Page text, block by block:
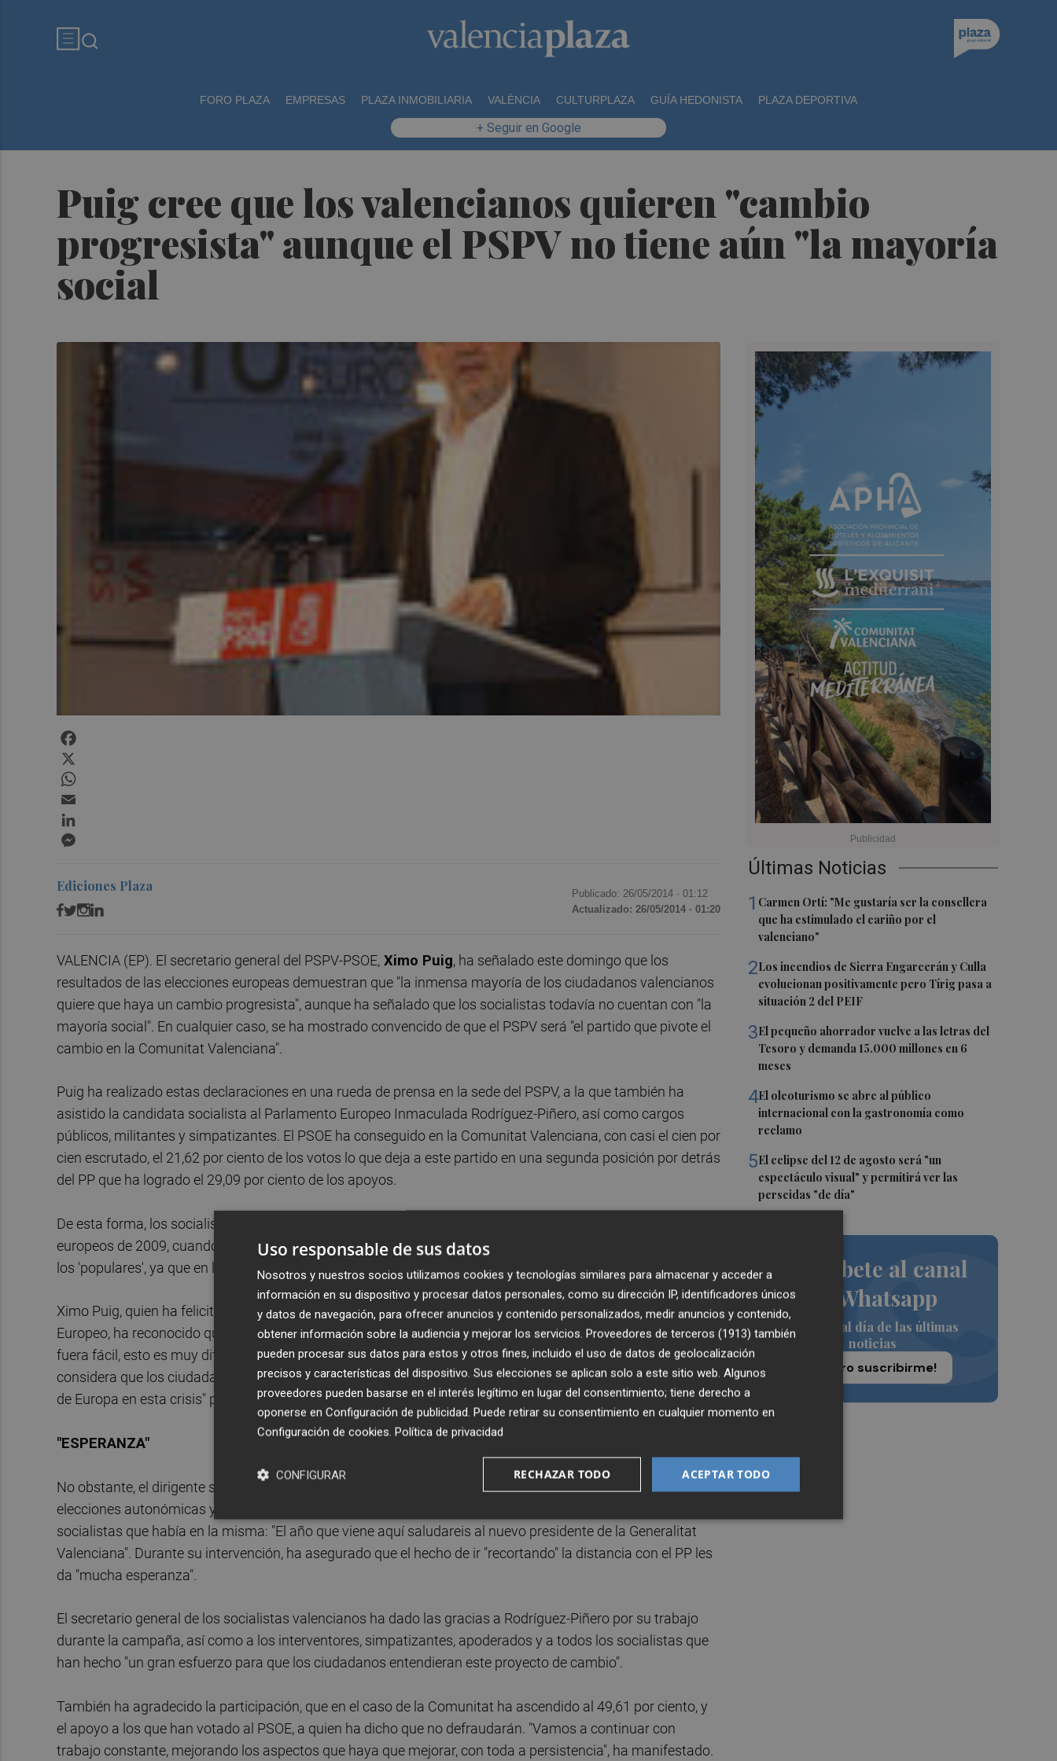
FORO PLAZA EMPRESAS PLAZA INMOBILIARIA VALÈNCIA CULTURPLAZA GUÍA HEDONISTA PLAZA DEPORTIVA
+ Seguir en Google
Puig cree que los valencianos quieren "cambio
progresista" aunque el PSPV no tiene aún "la mayoría
social
Últimas Noticias
1 Carmen Ortí: "Me gustaría ser la consellera
que ha estimulado el cariño por el
valenciano"
2Los incendios de Sierra Engarcerán y Culla
evolucionan positivamente pero Tírig pasa a
situación 2 del PEIF
3El pequeño ahorrador vuelve a las letras del
Tesoro y demanda 15.000 millones en 6
meses
4El oleoturismo se abre al público
internacional con la gastronomía como
reclamo
5El eclipse del 12 de agosto será "un
espectáculo visual" y permitirá ver las
perseidas "de día"
Suscríbete al canal
de Whatsapp
Siempre al día de las últimas
noticias
¡Quiero suscribirme!
Ediciones Plaza Publicado: 26/05/2014 · 01:12
Actualizado: 26/05/2014 · 01:20
VALENCIA (EP). El secretario general del PSPV-PSOE, Ximo Puig, ha señalado este domingo que los
resultados de las elecciones europeas demuestran que "la inmensa mayoría de los ciudadanos valencianos
quiere que haya un cambio progresista", aunque ha señalado que los socialistas todavía no cuentan con "la
mayoría social". En cualquier caso, se ha mostrado convencido de que el PSPV será "el partido que pivote el
cambio en la Comunitat Valenciana".
Puig ha realizado estas declaraciones en una rueda de prensa en la sede del PSPV, a la que también ha
asistido la candidata socialista al Parlamento Europeo Inmaculada Rodríguez-Piñero, así como cargos
públicos, militantes y simpatizantes. El PSOE ha conseguido en la Comunitat Valenciana, con casi el cien por
cien escrutado, el 21,62 por ciento de los votos lo que deja a este partido en una segunda posición por detrás
del PP que ha logrado el 29,09 por ciento de los apoyos.
De esta forma, los socialistas han perdido en la autonomía valenciana 16 puntos respecto a los comicios
europeos de 2009, cuando obtuvieron el 37,59 por ciento de los votos, aunque han acortado distancias con
los 'populares', ya que en las pasadas elecciones consiguieron el 52,23 por ciento.
Ximo Puig, quien ha felicitado al PP y a todos los grupos que han obtenido representación en el Parlamento
Europeo, ha reconocido que los socialistas aspiraban a un "mejor resultado", pero "nadie ha dicho que esto
fuera fácil, esto es muy difícil, por la desafección que castiga a los partidos vinculados al gobierno". Puig
considera que los ciudadanos "tienen razón a la hora de evaluar negativamente lo que ha sido la dirección
de Europa en esta crisis" porque "ha dejado una profunda barrera de exclusión y de desempleo".
"ESPERANZA"
No obstante, el dirigente socialista cree que habrá cambio en la Comunitat Valenciana en las próximas
elecciones autonómicas y cuando se disponía a abandonar la sala de prensa ha dicho a los cargos
socialistas que había en la misma: "El año que viene aquí saludareis al nuevo presidente de la Generalitat
Valenciana". Durante su intervención, ha asegurado que el hecho de ir "recortando" la distancia con el PP les
da "mucha esperanza".
El secretario general de los socialistas valencianos ha dado las gracias a Rodríguez-Piñero por su trabajo
durante la campaña, así como a los interventores, simpatizantes, apoderados y a todos los socialistas que
han hecho "un gran esfuerzo para que los ciudadanos entendieran este proyecto de cambio".
También ha agradecido la participación, que en el caso de la Comunitat ha ascendido al 49,61 por ciento, y
el apoyo a los que han votado al PSOE, a quien ha dicho que no defraudarán. "Vamos a continuar con
trabajo constante, mejorando los aspectos que haya que mejorar, con toda a persistencia", ha manifestado.
Uso responsable de sus datos
Nosotros y nuestros socios utilizamos cookies y tecnologías similares para almacenar y acceder a
información en su dispositivo y procesar datos personales, como su dirección IP, identificadores únicos
y datos de navegación, para ofrecer anuncios y contenido personalizados, medir anuncios y contenido,
obtener información sobre la audiencia y mejorar los servicios. Proveedores de terceros (1913) también
pueden procesar sus datos para estos y otros fines, incluido el uso de datos de geolocalización
precisos y características del dispositivo. Sus elecciones se aplican solo a este sitio web. Algunos
proveedores pueden basarse en el interés legítimo en lugar del consentimiento; tiene derecho a
oponerse en Configuración de publicidad. Puede retirar su consentimiento en cualquier momento en
Configuración de cookies. Política de privacidad
ACEPTAR TODO
RECHAZAR TODO
CONFIGURAR